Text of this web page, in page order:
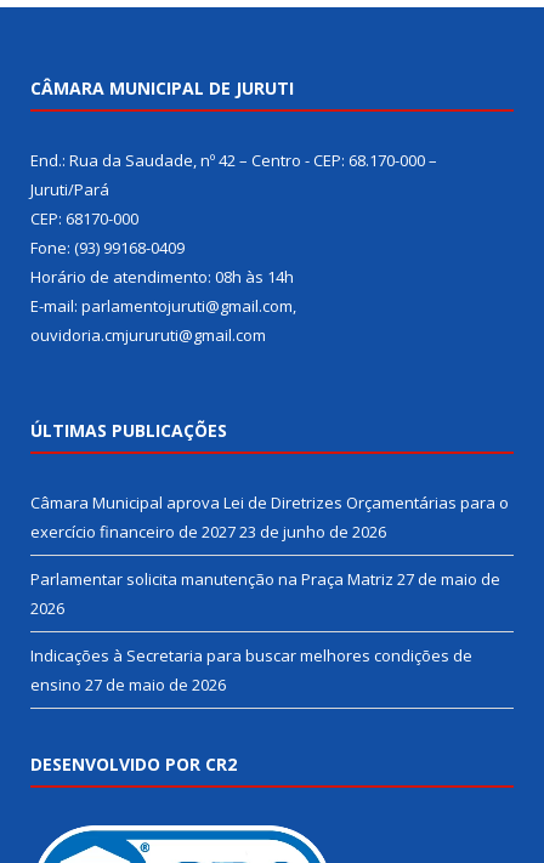
CÂMARA MUNICIPAL DE JURUTI
End.: Rua da Saudade, nº 42 – Centro - CEP: 68.170-000 –
Juruti/Pará
CEP: 68170-000
Fone: (93) 99168-0409
Horário de atendimento: 08h às 14h
E-mail: parlamentojuruti@gmail.com,
ouvidoria.cmjururuti@gmail.com
ÚLTIMAS PUBLICAÇÕES
Câmara Municipal aprova Lei de Diretrizes Orçamentárias para o
exercício financeiro de 202723 de junho de 2026
Parlamentar solicita manutenção na Praça Matriz 27 de maio de
2026
Indicações à Secretaria para buscar melhores condições de
ensino 27 de maio de 2026
DESENVOLVIDO POR CR2